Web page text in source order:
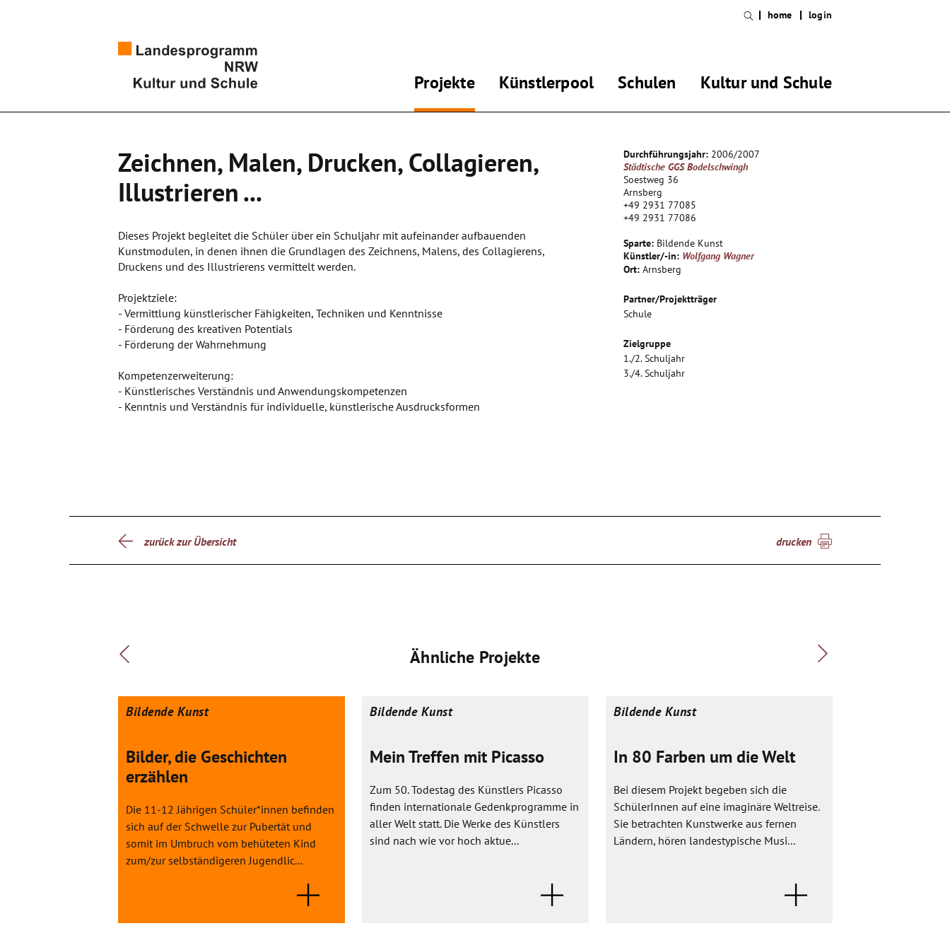
Projekte Künstlerpool Schulen Kultur und Schule
home login
Zeichnen, Malen, Drucken, Collagieren,
Illustrieren ...
Dieses Projekt begleitet die Schüler über ein Schuljahr mit aufeinander aufbauenden
Kunstmodulen, in denen ihnen die Grundlagen des Zeichnens, Malens, des Collagierens,
Druckens und des Illustrierens vermittelt werden.
Projektziele:
- Vermittlung künstlerischer Fähigkeiten, Techniken und Kenntnisse
- Förderung des kreativen Potentials
- Förderung der Wahrnehmung
Kompetenzerweiterung:
- Künstlerisches Verständnis und Anwendungskompetenzen
- Kenntnis und Verständnis für individuelle, künstlerische Ausdrucksformen
Durchführungsjahr: 2006/2007
Städtische GGS Bodelschwingh
Soestweg 36
Arnsberg
+49 2931 77085
+49 2931 77086
Sparte: Bildende Kunst
Künstler/-in: Wolfgang Wagner
Ort: Arnsberg
Partner/Projektträger
Schule
Zielgruppe
1./2. Schuljahr
3./4. Schuljahr
zurück zur Übersicht drucken
Ähnliche Projekte
Bildende Kunst
Bilder, die Geschichten
erzählen
Die 11-12 Jährigen Schüler*innen befinden
sich auf der Schwelle zur Pubertät und
somit im Umbruch vom behüteten Kind
zum/zur selbständigeren Jugendlic...
Bildende Kunst
Mein Treffen mit Picasso
Zum 50. Todestag des Künstlers Picasso
finden internationale Gedenkprogramme in
aller Welt statt. Die Werke des Künstlers
sind nach wie vor hoch aktue...
Bildende Kunst
In 80 Farben um die Welt
Bei diesem Projekt begeben sich die
SchülerInnen auf eine imaginäre Weltreise.
Sie betrachten Kunstwerke aus fernen
Ländern, hören landestypische Musi...